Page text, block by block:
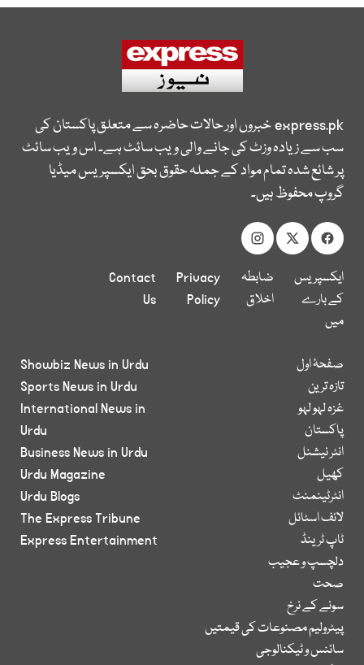
express.pkخبروں اور حالات حاضرہ سے متعلق پاکستان کی
سب سے زیادہ وزٹ کی جانے والی ویب سائٹ ہے۔ اس ویب سائٹ
پر شائع شدہ تمام مواد کے جملہ حقوق بحق ایکسپریس میڈیا
گروپ محفوظ ہیں۔
ایکسپریس
کے بارے
میں
ضابطہ
اخلاق
Privacy
Policy
Contact
Us
صفحۂ اول
تازہ ترین
غزہ لہو لہو
پاکستان
انٹر نیشنل
کھیل
انٹرٹینمنٹ
لائف اسٹائل
ٹاپ ٹرینڈ
دلچسپ و عجیب
صحت
سونے کے نرخ
پیٹرولیم مصنوعات کی قیمتیں
سائنس و ٹیکنالوجی
Showbiz News in Urdu
Sports News in Urdu
International News in
Urdu
Business News in Urdu
Urdu Magazine
Urdu Blogs
The Express Tribune
Express Entertainment